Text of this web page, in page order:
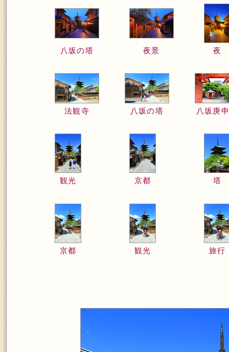
八坂の塔 夜景 夜
法観寺 八坂の塔 八坂庚
観光 京都 塔
京都 観光 旅行